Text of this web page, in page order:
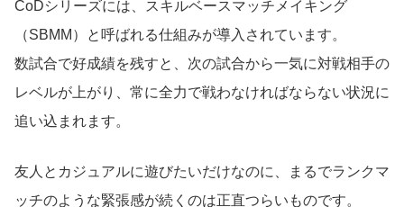
CoDシリーズには、スキルベースマッチメイキング
（SBMM）と呼ばれる仕組みが導入されています。
数試合で好成績を残すと、次の試合から一気に対戦相手の
レベルが上がり、常に全力で戦わなければならない状況に
追い込まれます。
友人とカジュアルに遊びたいだけなのに、まるでランクマ
ッチのような緊張感が続くのは正直つらいものです。